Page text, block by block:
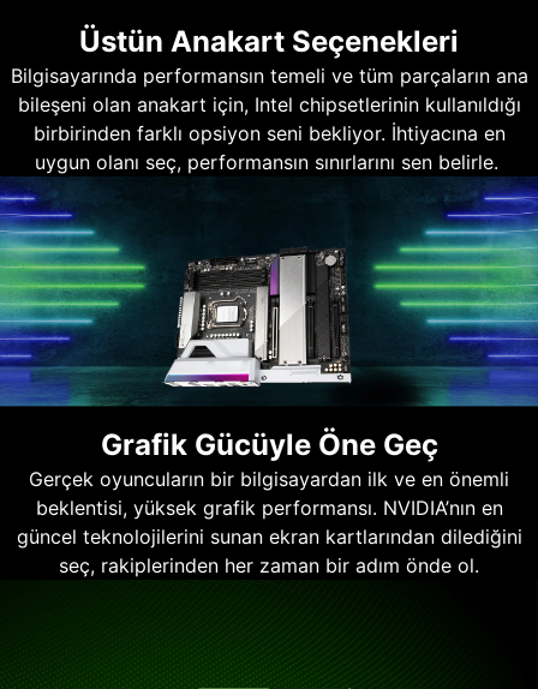
Üstün Anakart Seçenekleri
Bilgisayarında performansın temeli ve tüm parçaların ana
bileşeni olan anakart için, Intel chipsetlerinin kullanıldığı
birbirinden farklı opsiyon seni bekliyor. İhtiyacına en
uygun olanı seç, performansın sınırlarını sen belirle.
Grafik Gücüyle Öne Geç
Gerçek oyuncuların bir bilgisayardan ilk ve en önemli
beklentisi, yüksek grafik performansı. NVIDIA’nın en
güncel teknolojilerini sunan ekran kartlarından dilediğini
seç, rakiplerinden her zaman bir adım önde ol.